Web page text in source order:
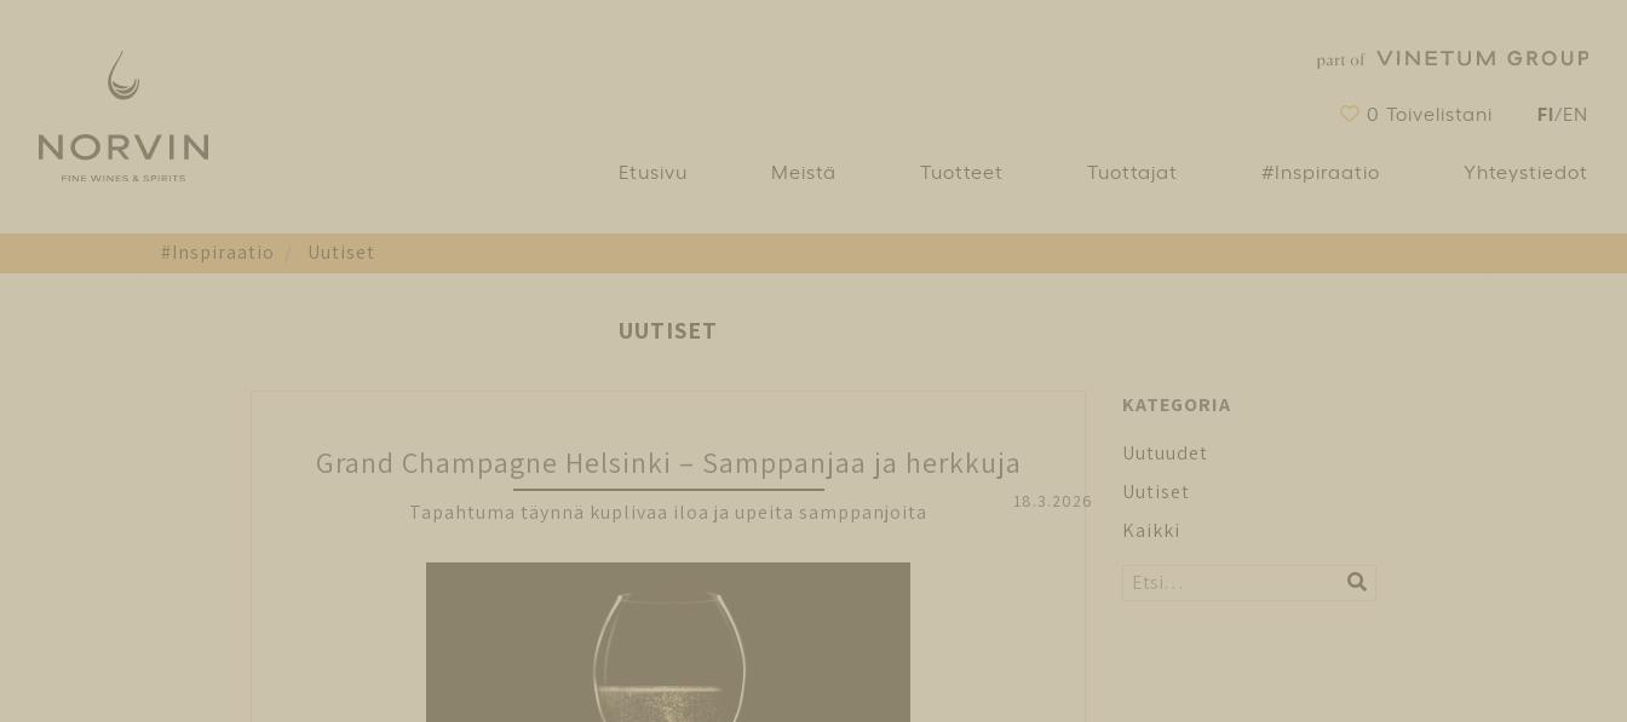
0 Toivelistani FI/EN
Etusivu Meistä Tuotteet Tuottajat #Inspiraatio Yhteystiedot
#Inspiraatio Uutiset
UUTISET
Grand Champagne Helsinki – Samppanjaa ja herkkuja
Tapahtuma täynnä kuplivaa iloa ja upeita samppanjoita 18.3.2026
KATEGORIA
Uutuudet
Uutiset
Kaikki